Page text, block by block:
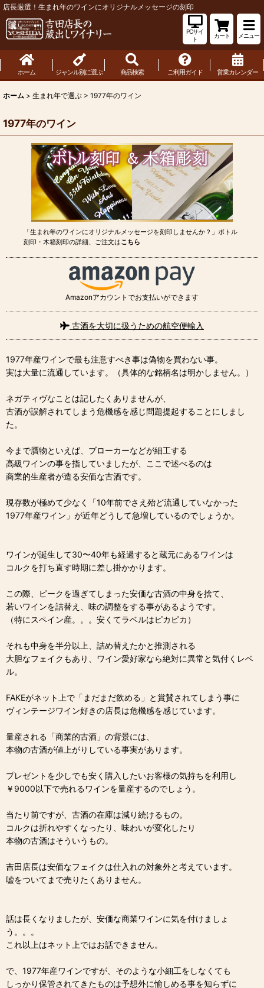
店長厳選！生まれ年のワインにオリジナルメッセージの刻印
PCサイ
ト
カート メニュー
ホーム ジャンル別に選ぶ 商品検索 ご利用ガイド 営業カレンダー
ホーム > 生まれ年で選ぶ > 1977年のワイン
1977年のワイン
「生まれ年のワインにオリジナルメッセージを刻印しませんか？」ボトル
刻印・木箱刻印の詳細、ご注文はこちら
Amazonアカウントでお支払いができます
古酒を大切に扱うための航空便輸入
1977年産ワインで最も注意すべき事は偽物を買わない事。
実は大量に流通しています。（具体的な銘柄名は明かしません。）
ネガティヴなことは記したくありませんが、
古酒が誤解されてしまう危機感を感じ問題提起することにしまし
た。
今まで贋物といえば、ブローカーなどが細工する
高級ワインの事を指していましたが、ここで述べるのは
商業的生産者が造る安価な古酒です。
現存数が極めて少なく「10年前でさえ殆ど流通していなかった
1977年産ワイン」が近年どうして急増しているのでしょうか。
ワインが誕生して30〜40年も経過すると蔵元にあるワインは
コルクを打ち直す時期に差し掛かかります。
この際、ピークを過ぎてしまった安価な古酒の中身を捨て、
若いワインを詰替え、味の調整をする事があるようです。
（特にスペイン産。。。安くてラベルはピカピカ）
それも中身を半分以上、詰め替えたかと推測される
大胆なフェイクもあり、ワイン愛好家なら絶対に異常と気付くレベ
ル。
FAKEがネット上で「まだまだ飲める」と賞賛されてしまう事に
ヴィンテージワイン好きの店長は危機感を感じています。
量産される「商業的古酒」の背景には、
本物の古酒が値上がりしている事実があります。
プレゼントを少しでも安く購入したいお客様の気持ちを利用し
￥9000以下で売れるワインを量産するのでしょう。
当たり前ですが、古酒の在庫は減り続けるもの。
コルクは折れやすくなったり、味わいが変化したり
本物の古酒はそういうもの。
吉田店長は安価なフェイクは仕入れの対象外と考えています。
嘘をついてまで売りたくありません。
話は長くなりましたが、安価な商業ワインに気を付けましょ
う。。。
これ以上はネット上ではお話できません。
で、1977年産ワインですが、そのような小細工をしなくても
しっかり保管されてきたものは予想外に愉しめる事を知らずに